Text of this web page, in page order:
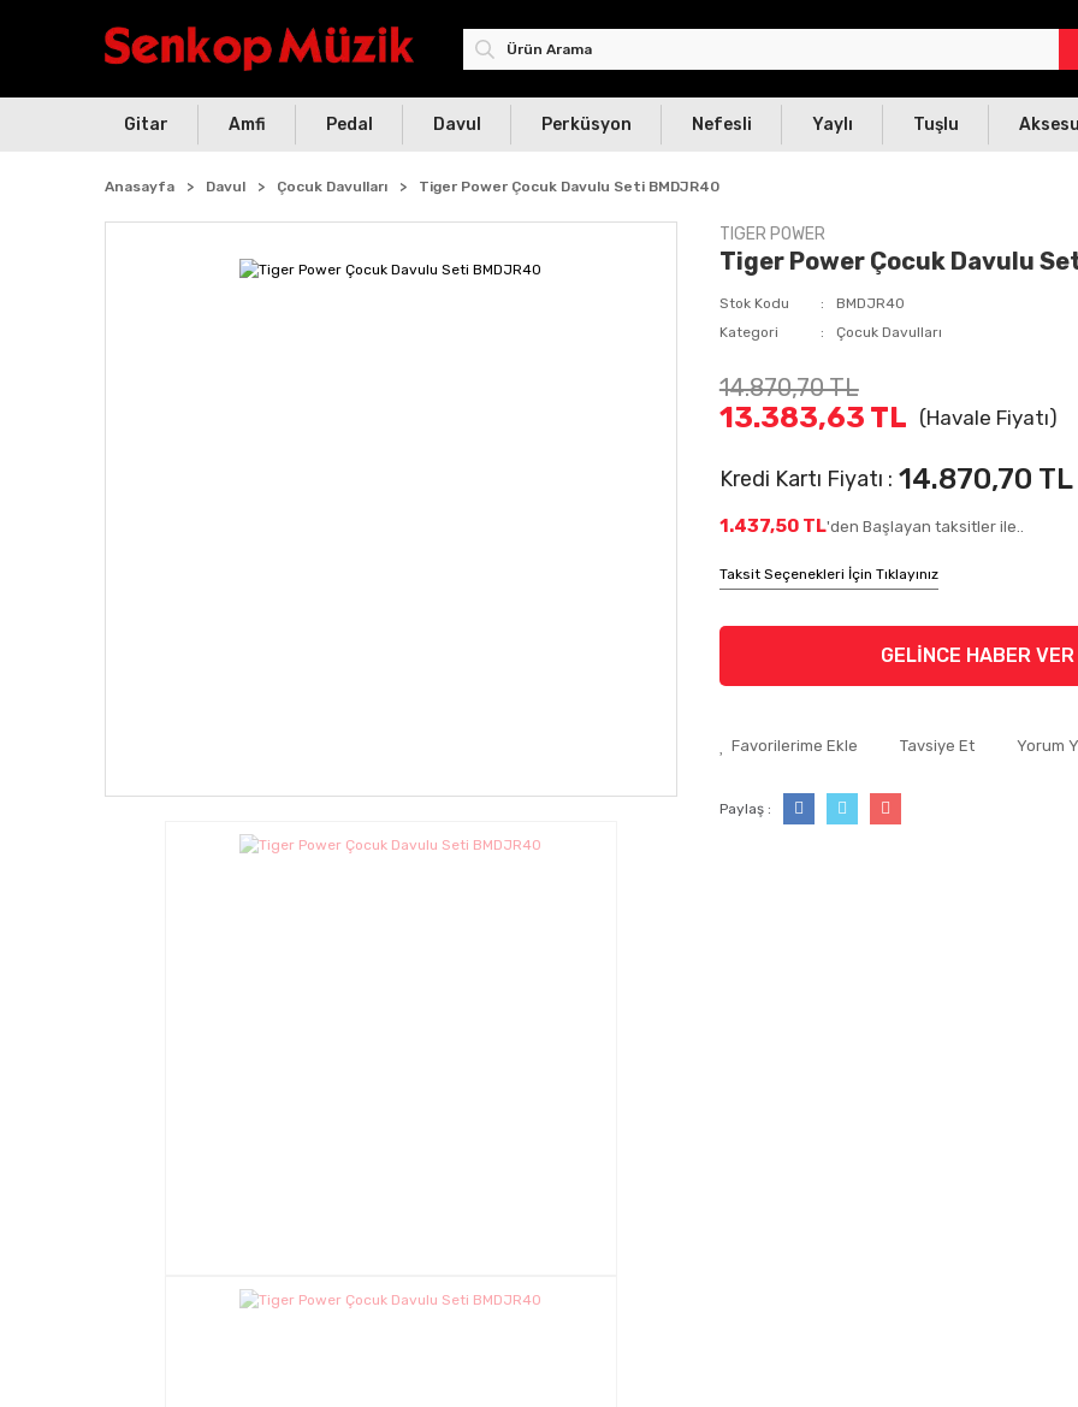
Gitar Amfi Pedal Davul Perküsyon Nefesli Yaylı Tuşlu
Anasayfa Davul Çocuk Davulları Tiger Power Çocuk Davulu Seti BMDJR40
TIGER POWER
Tiger Power Çocuk Davulu
Stok Kodu
BMDJR40
Kategori
Çocuk Davulları
14.870,70 TL
13.383,63 TL (Havale Fiyatı)
Kredi Kartı Fiyatı : 14.870,70 TL
1.437,50 TL'den Başlayan taksitler ile..
Taksit Seçenekleri İçin Tıklayınız
GELİNCE HABER VER
Tavsiye Et Yorum
Paylaş :